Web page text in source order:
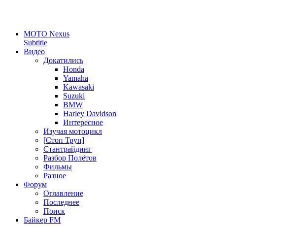
MOTO Nexus
Subtitle
Видео
Докатились
Honda
Yamaha
Kawasaki
Suzuki
BMW
Harley Davidson
Интересное
Изучая мотоцикл
[Стоп Труп]
Стантрайдинг
Разбор Полётов
Фильмы
Разное
Форум
Оглавление
Последнее
Поиск
Байкер FM